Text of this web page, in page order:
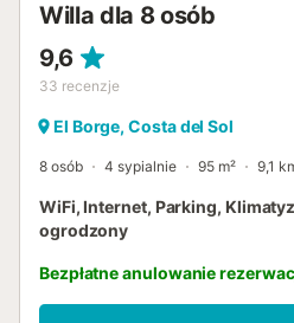
Willa dla 8 osób
9,6
33 recenzje
El Borge, Costa del Sol
8 osób 4 sypialnie 95 m² 9,1
WiFi, Internet, Parking,
ogrodzony
Bezpłatne anulowanie